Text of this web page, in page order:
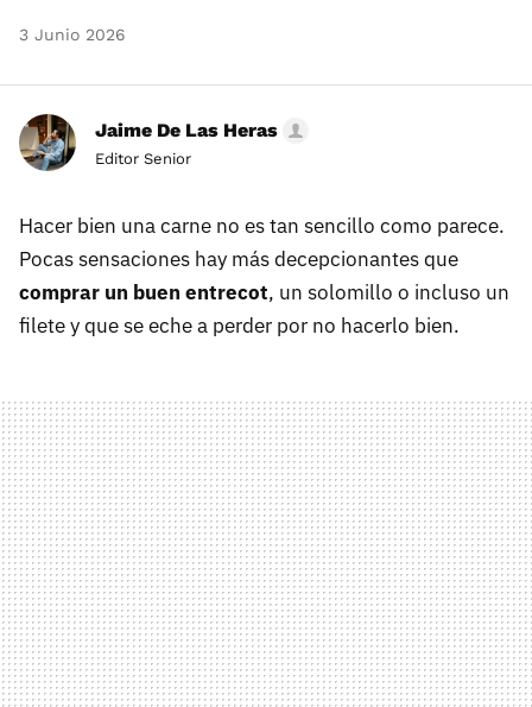
3 Junio 2026
Jaime De Las Heras
Editor Senior
Hacer bien una carne no es tan sencillo como parece.
Pocas sensaciones hay más decepcionantes que
comprar un buen entrecot, un solomillo o incluso un
filete y que se eche a perder por no hacerlo bien.